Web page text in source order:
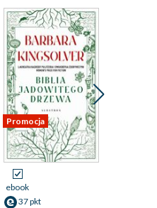
Promocja
ebook
37 pkt